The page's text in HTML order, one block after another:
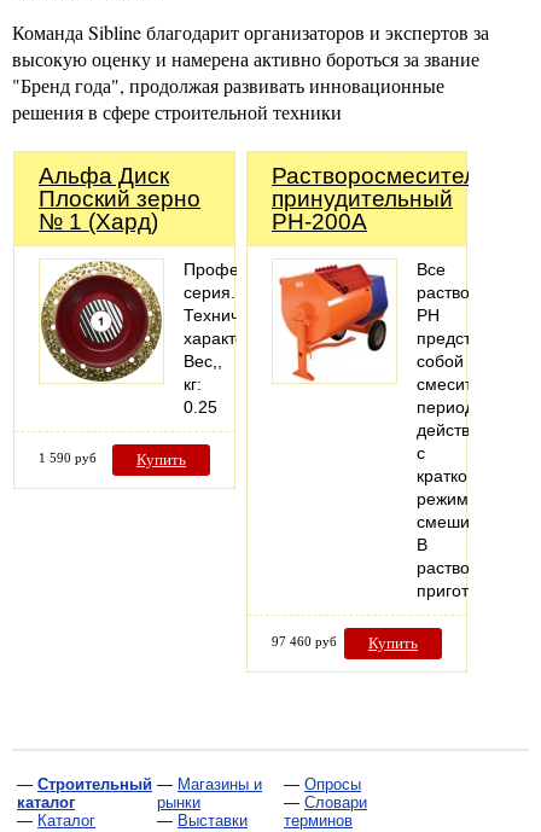
Команда Sibline благодарит организаторов и экспертов за
высокую оценку и намерена активно бороться за звание
"Бренд года", продолжая развивать инновационные
решения в сфере строительной техники
Альфа Диск
Плоский зерно
№ 1 (Хард)
Профессиональная
серия.
Технические
характеристики
Вес,,
кг:
0.25
1 590 руб Купить
Растворосмеситель
принудительный
РН-200А
Все
РН
представляют
собой
смесители
действия
с
режимом
смешивания.
В
97 460 руб Купить
— Строительный
каталог
— Каталог
— Магазины и
рынки
— Выставки
— Опросы
— Словари
терминов